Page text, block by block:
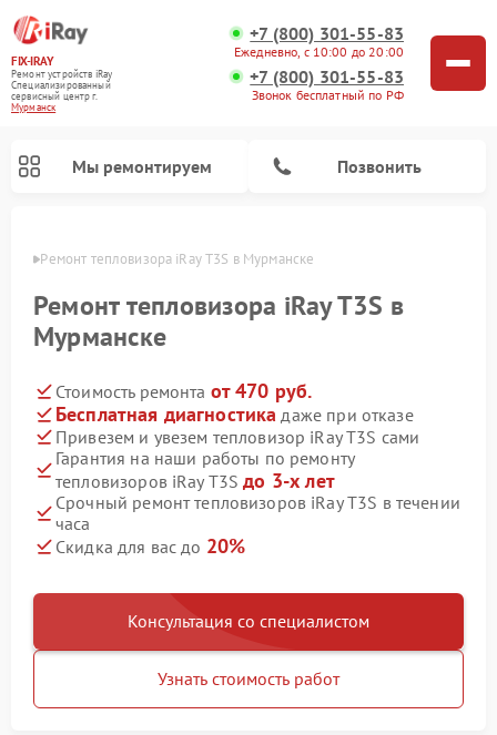
FIX-IRAY
Ремонт устройств iRay
Специализированный
cервисный центр г.
Мурманск
+7 (800) 301-55-83
Ежедневно, с 10:00 до 20:00
+7 (800) 301-55-83
Звонок бесплатный по РФ
Мы ремонтируем Позвонить
Ремонт тепловизора iRay T3S в Мурманске
Ремонт тепловизора iRay T3S в
Мурманске
Стоимость ремонта от 470 руб.
Бесплатная диагностика даже при отказе
Привезем и увезем тепловизор iRay T3S сами
Гарантия на наши работы по ремонту
тепловизоров iRay T3Sдо 3-х лет
Срочный ремонт тепловизоров iRay T3S в течении
часа
Скидка для вас до 20%
Консультация со специалистом
Узнать стоимость работ